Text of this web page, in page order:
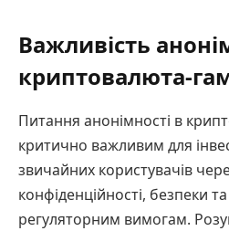
Важливість
криптовалюта-
Питання анонімності в
критично важливим для
звичайних користувачів
конфіденційності, безпеки та
регуляторним вимогам.